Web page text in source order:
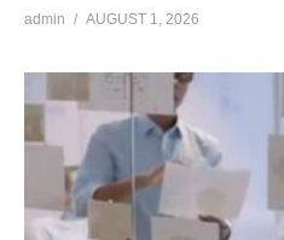
admin AUGUST 1, 2026